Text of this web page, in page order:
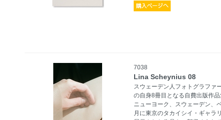
7038
Lina Scheynius 08
スウェーデン人フォトグラファ
の自身8冊目となる自費出版作
ニューヨーク、スウェーデン、
月に東京のタカイシイ・ギャラ